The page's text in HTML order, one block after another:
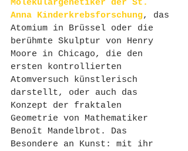
Molekulargenetiker der St.
Anna Kinderkrebsforschung, das
Atomium in Brüssel oder die
berühmte Skulptur von Henry
Moore in Chicago, die den
ersten kontrollierten
Atomversuch künstlerisch
darstellt, oder auch das
Konzept der fraktalen
Geometrie von Mathematiker
Benoît Mandelbrot. Das
Besondere an Kunst: mit ihr